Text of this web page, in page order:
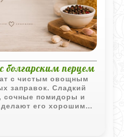
болгарским перцем
с чистым овощным
заправок. Сладкий
сочные помидоры и
делают его хорошим
к любому горячему